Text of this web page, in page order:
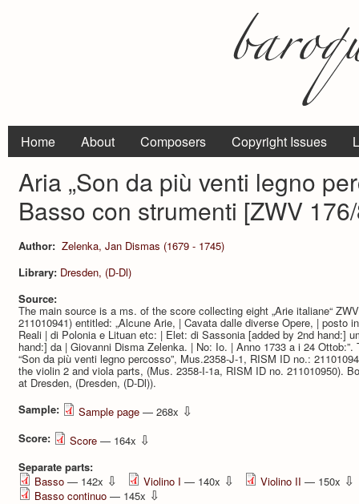
Home About Composers Copyright Issues
Aria „Son da più venti legno
Basso con strumenti [ZWV
Author: Zelenka, Jan Dismas (1679 - 1745)
Library: Dresden, (D-Dl)
Source:
The main source is a ms. of the score collecting eight „Arie italiane“
211010941) entitled: „Alcune Arie, | Cavata dalle diverse Opere, | posto
Reali | di Polonia e Lituan etc: | Elet: di Sassonia [added by 2nd hand:]
hand:] da | Giovanni Disma Zelenka. | No: Io. | Anno 1733 a i 24
“Son da più venti legno percosso”, Mus.2358-J-1, RISM ID no.:
the violin 2 and viola parts, (Mus. 2358-I-1a, RISM ID no. 211010950).
at Dresden, (Dresden, (D-Dl)).
Sample:
Sample page — 268x ⇩
Score: Score — 164x ⇩
Separate parts:
Basso — 142x ⇩ Violino I — 140x ⇩ Violino II — 150x ⇩
Basso continuo — 145x ⇩